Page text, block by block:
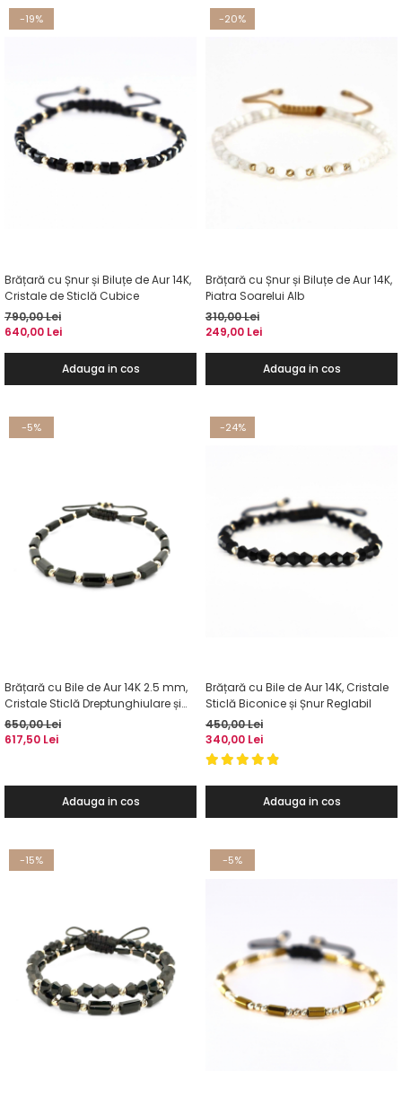
-19%
Brățară cu Șnur și Biluțe de Aur 14K,
Cristale de Sticlă Cubice
790,00 Lei
640,00 Lei
Adauga in cos
-20%
Brățară cu Șnur și Biluțe de Aur 14K,
Piatra Soarelui Alb
310,00 Lei
249,00 Lei
Adauga in cos
-5%
Brățară cu Bile de Aur 14K 2.5 mm,
Cristale Sticlă Dreptunghiulare și
Șnur Reglabil
650,00 Lei
617,50 Lei
Adauga in cos
-24%
Brățară cu Bile de Aur 14K, Cristale
Sticlă Biconice și Șnur Reglabil
450,00 Lei
340,00 Lei
Adauga in cos
-15% -5%